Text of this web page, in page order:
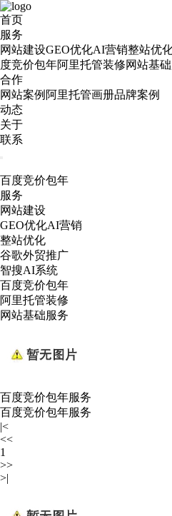
首页
服务
网站建设GEO优化AI营销整站优
度竞价包年阿里托管装修网站基
合作
网站案例 阿里托管画册品牌案例
动态
关于
联系
百度竞价包年
服务
网站建设
GEO优化AI营销
整站优化
谷歌外贸推广
智搜AI系统
百度竞价包年
阿里托管装修
网站基础服务
百度竞价包年服务
百度竞价包年服务
|<
<<
1
>>
>|